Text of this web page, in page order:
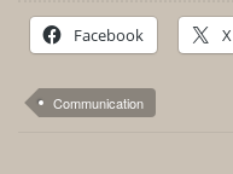
Facebook X
Communication